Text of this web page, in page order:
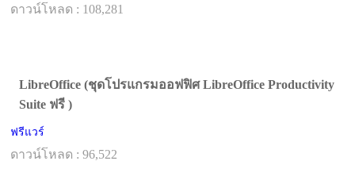
ดาวน์โหลด : 108,281
LibreOffice (ชุดโปรแกรมออฟฟิศ LibreOffice Productivity
Suite ฟรี )
ฟรีแวร์
ดาวน์โหลด : 96,522